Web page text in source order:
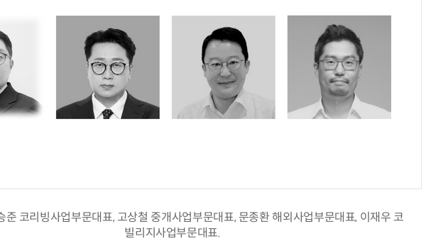
준 코리빙사업부문대표, 고상철 중개사업부문대표, 문종환 해외사업부문대표, 이재우 코
빌리지사업부문대표.